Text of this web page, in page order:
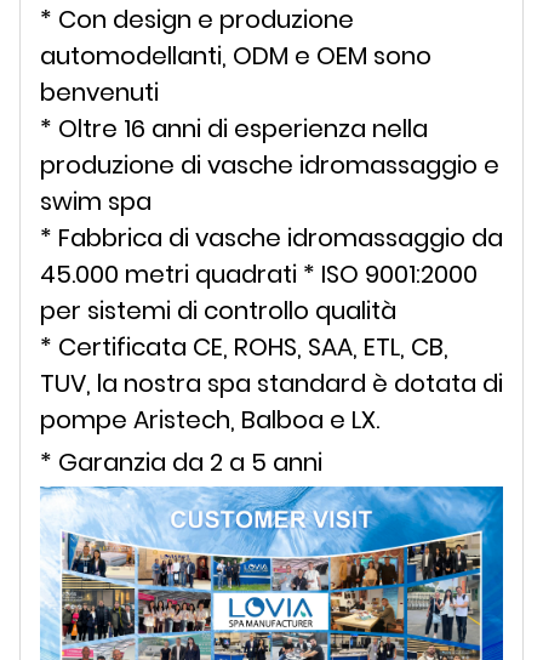
* Con design e produzione
automodellanti, ODM e OEM sono
benvenuti
* Oltre 16 anni di esperienza nella
produzione di vasche idromassaggio e
swim spa
* Fabbrica di vasche idromassaggio da
45.000 metri quadrati * ISO 9001:2000
per sistemi di controllo qualità
* Certificata CE, ROHS, SAA, ETL, CB,
TUV, la nostra spa standard è dotata di
pompe Aristech, Balboa e LX.
* Garanzia da 2 a 5 anni